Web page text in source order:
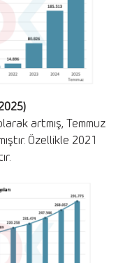
artmış, Temmuz
Özellikle 2021